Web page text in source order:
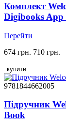
Комплект
Digibooks
Перейти
674 грн. 710 грн.
купити
9781844662005
Підручник
Book